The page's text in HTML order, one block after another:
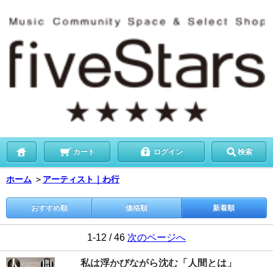
カート ログイン 検索
ホーム ＞ アーティスト｜わ行
おすすめ順 価格順 新着順
1-12 / 46 次のページへ
私は浮かびながら沈む「人間とは」